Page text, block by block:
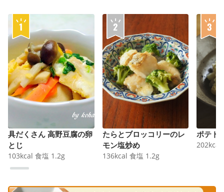
具だくさん 高野豆腐の卵
とじ
103kcal 食塩 1.2g
たらとブロッコリーのレ
モン塩炒め
136kcal 食塩 1.2g
ポテト
202kcal